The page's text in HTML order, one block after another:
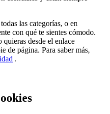
las categorías, o en
con qué te sientes cómodo.
desde el enlace
de página. Para saber más,
.